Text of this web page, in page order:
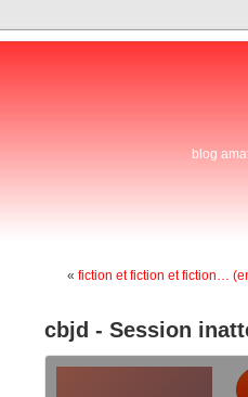
blog
« fiction et fiction et fiction…
cbjd - Session